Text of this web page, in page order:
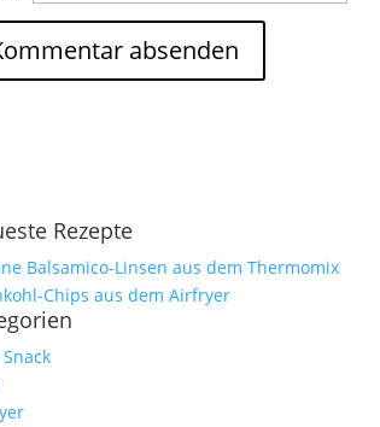
Rezepte
Balsamico-Linsen aus dem Thermomix
Chips aus dem Airfryer